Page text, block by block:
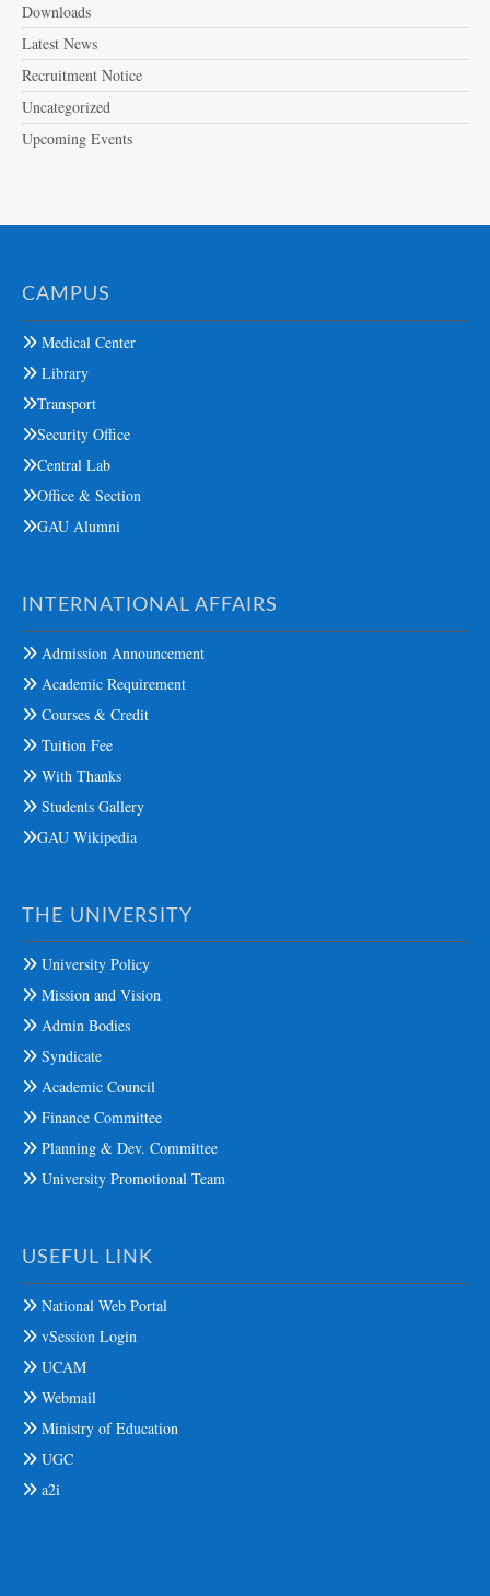
Downloads
Latest News
Recruitment Notice
Uncategorized
Upcoming Events
CAMPUS
Medical Center
Library
Transport
Security Office
Central Lab
Office & Section
GAU Alumni
INTERNATIONAL AFFAIRS
Admission Announcement
Academic Requirement
Courses & Credit
Tuition Fee
With Thanks
Students Gallery
GAU Wikipedia
THE UNIVERSITY
University Policy
Mission and Vision
Admin Bodies
Syndicate
Academic Council
Finance Committee
Planning & Dev. Committee
University Promotional Team
USEFUL LINK
National Web Portal
vSession Login
UCAM
Webmail
Ministry of Education
UGC
a2i